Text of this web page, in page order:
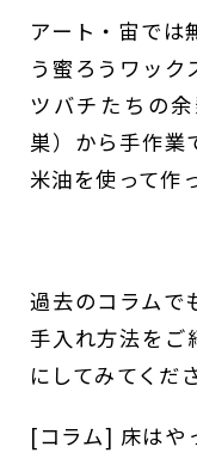
アート・宙では
う蜜ろうワック
ツバチたちの
巣）から手作業
米油を使って作
過去のコラムで
手入れ方法をご
にしてみてくだ
[コラム] 床はや